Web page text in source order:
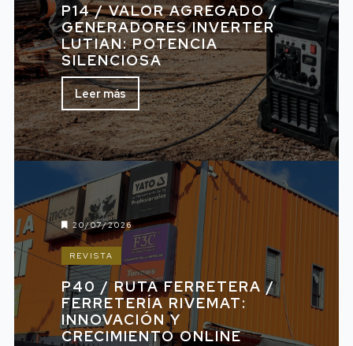
P14 / VALOR AGREGADO /
GENERADORES INVERTER
LUTIAN: POTENCIA
SILENCIOSA
Leer más
20/07/2026
REVISTA
P40 / RUTA FERRETERA /
FERRETERÍA RIVEMAT:
INNOVACIÓN Y
CRECIMIENTO ONLINE